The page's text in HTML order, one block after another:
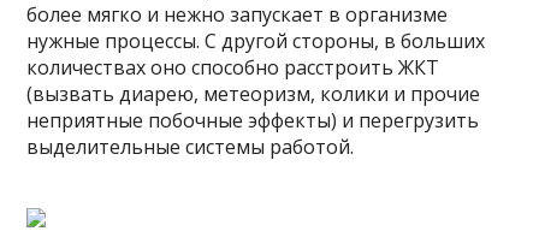
более мягко и нежно запускает в организме
нужные процессы. С другой стороны, в больших
количествах оно способно расстроить ЖКТ
(вызвать диарею, метеоризм, колики и прочие
неприятные побочные эффекты) и перегрузить
выделительные системы работой.